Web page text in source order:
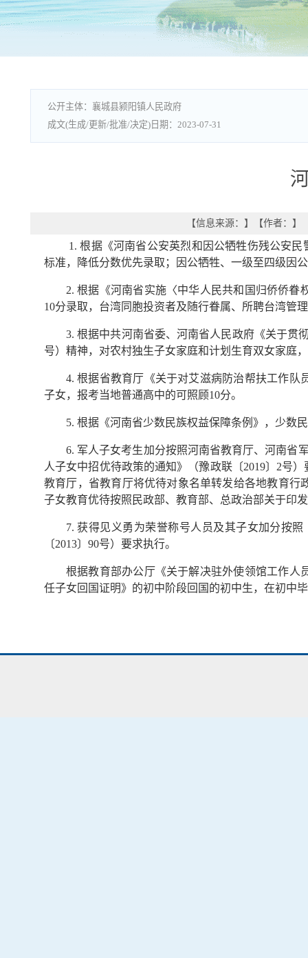
襄城县颍阳镇人民政府
2023-07-31
【信息来源： 】 【作者： 】
1. 根据《河南省公安英烈和因公牺牲伤残公安
标准，降低分数优先录取；因公牺牲、一级至四级因
2. 根据《河南省实施〈中华人民共和国归侨侨
10分录取，台湾同胞投资者及随行眷属、所聘台湾管
3. 根据中共河南省委、河南省人民政府《关于贯
号）精神，对农村独生子女家庭和计划生育双女家庭
4. 根据省教育厅《关于对艾滋病防治帮扶工作队
子女，报考当地普通高中的可照顾10分。
5. 根据《河南省少数民族权益保障条例》，少数
6. 军人子女考生加分按照河南省教育厅、河南省
人子女中招优待政策的通知》（豫政联〔2019〕2号
教育厅，省教育厅将优待对象名单转发给各地教育
子女教育优待按照民政部、教育部、总政治部关于印
7. 获得见义勇为荣誉称号人员及其子女加分按
〔2013〕90号）要求执行。
根据教育部办公厅《关于解决驻外使领馆工作人
任子女回国证明》的初中阶段回国的初中生，在初中